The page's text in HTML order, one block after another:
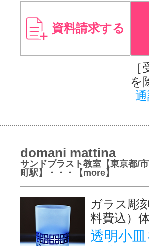
資料請求する
を
domani mattina
サンドブラスト教室【東京都/
町駅】・・・【more】
ガラス彫
料費込）
透明小